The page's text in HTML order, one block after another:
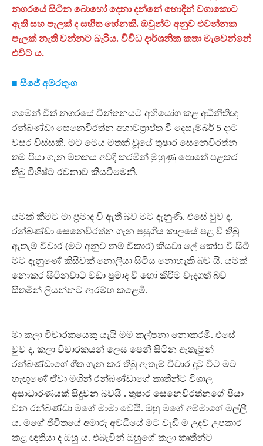
නගරයේ සිටින බොහෝ දෙනා දන්නේ හොඳින් වගාකොට
ඇති සහ පැලක් ද සහිත හේනකි. ඔවුන්ට අනුව එවන්නක
පැලක් නැති වන්නට බැරිය. විවිධ දාර්ශනික කතා මැවෙන්නේ
එවිට ය.
■ සීජේ අමරතුංග
ගමෙන් විත් නගරයේ චින්තනයට අභියෝග කළ අධිනීතිඥ
රන්බණ්ඩා සෙනෙවිරත්න අභාවප්‍රාප්ත වී දෙසැම්බර් 5 දාට
වසර විස්සකි. මට මෙය මතක් වූයේ තුෂාර සෙනෙවිරත්න
තම පියා ගැන මතකය අවදි කරමින් මුහුණු පොතේ පළකර
තිබු විශිෂ්ට රචනාව කියවීමෙනි.
යමක් කීමට මා ප්‍රමාද වී ඇති බව මට දැනුණි. එසේ වුව ද,
රන්බණ්ඩා සෙනෙවිරත්න ගැන පසුගිය කාලයේ පළ වී තිබු
ඇතැම් විචාර (මට අනුව නම් විකාර) කියවා ලේ කෝප වී සිටි
මට දැනුණේ කිසිවක් නොලියා සිටිය නොහැකි බව යි. යමක්
නොකර සිටිනවාට වඩා ප්‍රමාද වී හෝ කිරීම වැදගත් බව
සිතමින් ලියන්නට ආරම්භ කළෙමි.
මා කලා විචාරකයෙකු යැයි මම කල්පනා නොකරමි. එසේ
වුව ද, කලා විචාරකයන් ලෙස පෙනී සිටින ඇතැමුන්
රන්බණ්ඩාගේ ගීත ගැන කර තිබු ඇතැම් විචාර දුටු විට මට
හැඟුණේ ඒවා මගින් රන්බණ්ඩාගේ කෘතීන්ට විශාල
අසාධාරණයක් සිදුවන බවයි . තුෂාර සෙනෙවිරත්නගේ පියා
වන රන්බණ්ඩා මගේ මාමා වෙයි. ඔහු මගේ අම්මාගේ මල්ලී
ය. මගේ ජීවිතයේ අමාරු අවධියේ මට වැඩි ම උදව් උපකාර
කළ ඥාතියා ද ඔහු ය. එබැවින් ඔහුගේ කලා කෘතීන්ට